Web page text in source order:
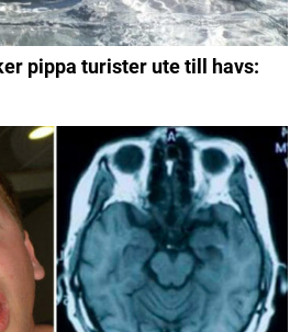
pippa turister ute till havs: